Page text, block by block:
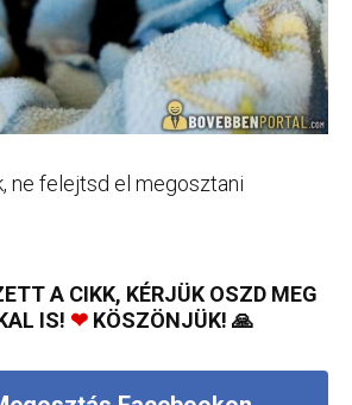
ne felejtsd el megosztani
A CIKK, KÉRJÜK OSZD MEG
IS! ❤KÖSZÖNJÜK! 🙏